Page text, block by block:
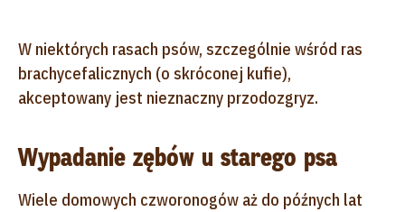
W niektórych rasach psów, szczególnie wśród ras
brachycefalicznych (o skróconej kufie),
akceptowany jest nieznaczny przodozgryz.
Wypadanie zębów u starego psa
Wiele domowych czworonogów aż do późnych lat